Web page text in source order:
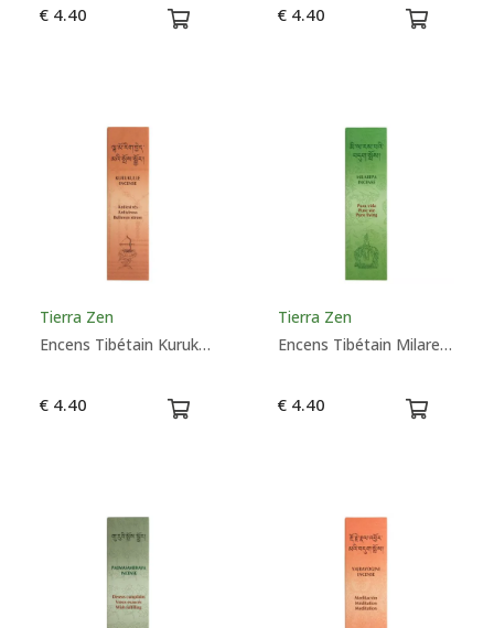
€ 4.40 € 4.40
Tierra Zen
Encens Tibétain Kurukulle - Antistress
€ 4.40
Tierra Zen
Encens Tibétain Milarepa - Pure vie
€ 4.40